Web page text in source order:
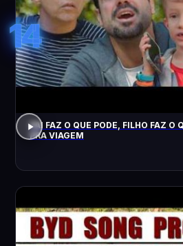
14
PAI FAZ O QUE PODE, FILHO FAZ O
PRA VIAGEM